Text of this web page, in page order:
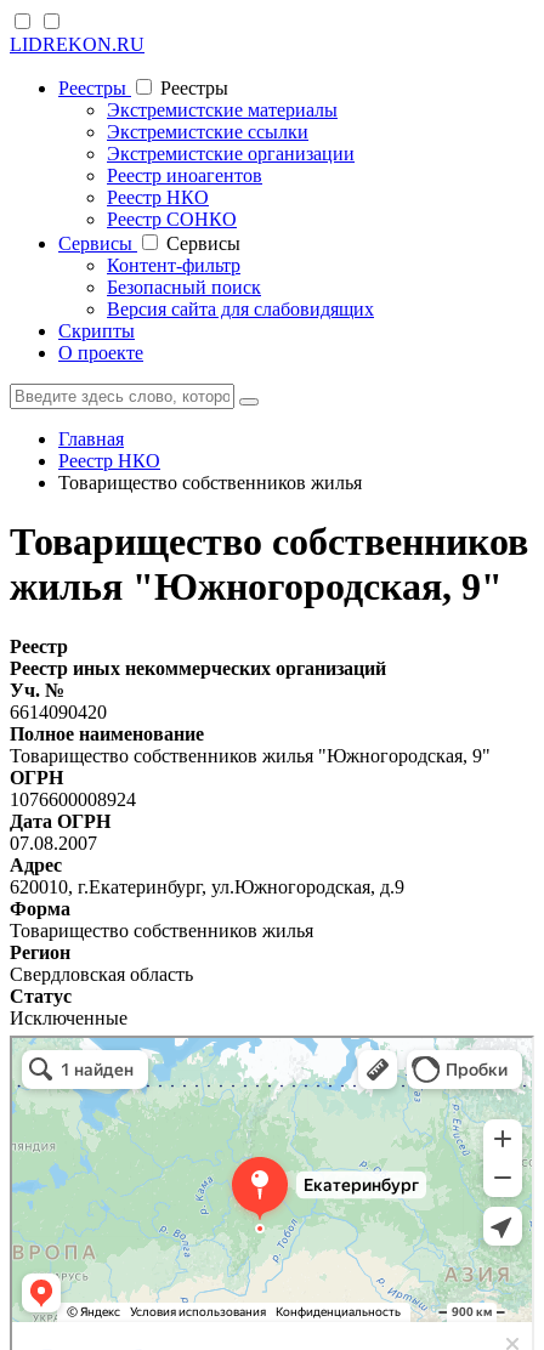
LIDREKON.RU
Реестры
Реестры
Экстремистские материалы
Экстремистские ссылки
Экстремистские организации
Реестр иноагентов
Реестр НКО
Реестр СОНКО
Cервисы
Cервисы
Контент-фильтр
Безопасный поиск
Версия сайта для слабовидящих
Скрипты
О проекте
Главная
Реестр НКО
Товарищество собственников жилья
Товарищество собственников
жилья "Южногородская, 9"
Реестр
Реестр иных некоммерческих организаций
Уч. №
6614090420
Полное наименование
Товарищество собственников жилья "Южногородская, 9"
ОГРН
1076600008924
Дата ОГРН
07.08.2007
Адрес
620010, г.Екатеринбург, ул.Южногородская, д.9
Форма
Товарищество собственников жилья
Регион
Свердловская область
Статус
Исключенные